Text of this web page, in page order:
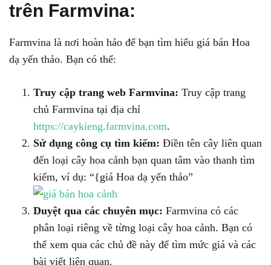
trên Farmvina:
Farmvina là nơi hoàn hảo để bạn tìm hiểu giá bán Hoa
dạ yến thảo. Bạn có thể:
Truy cập trang web Farmvina: Truy cập trang
chủ Farmvina tại địa chỉ
https://caykieng.farmvina.com.
Sử dụng công cụ tìm kiếm: Điền tên cây liên quan
đến loại cây hoa cảnh bạn quan tâm vào thanh tìm
kiếm, ví dụ: “{giá Hoa dạ yến thảo”
Duyệt qua các chuyên mục: Farmvina có các
phân loại riêng về từng loại cây hoa cảnh. Bạn có
thể xem qua các chủ đề này để tìm mức giá và các
bài viết liên quan.